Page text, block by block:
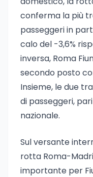
conferma la più
passeggeri in
calo del -3,6%
inversa, Roma
secondo posto
Insieme, le due
di passeggeri,
nazionale.
Sul versante
rotta Roma-
importante per